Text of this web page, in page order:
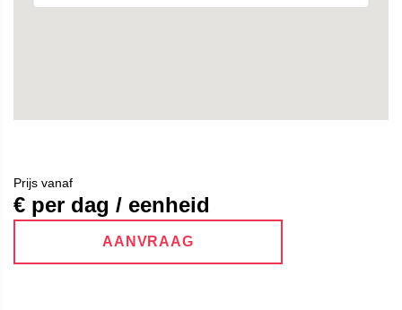
Prijs vanaf
€ per dag / eenheid
AANVRAAG